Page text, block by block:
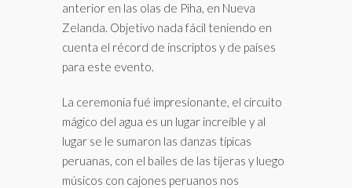
anterior en las olas de Piha, en Nueva
Zelanda. Objetivo nada fácil teniendo en
cuenta el récord de inscriptos y de países
para este evento.
La ceremonia fué impresionante, el circuito
mágico del agua es un lugar increíble y al
lugar se le sumaron las danzas típicas
peruanas, con el bailes de las tijeras y luego
músicos con cajones peruanos nos